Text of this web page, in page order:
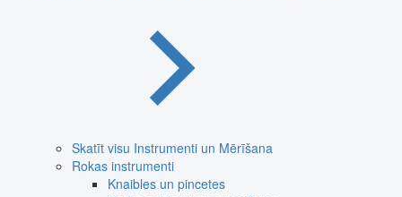
Skatīt visu Instrumenti un Mērīšana
Rokas instrumenti
Knaibles un pincetes